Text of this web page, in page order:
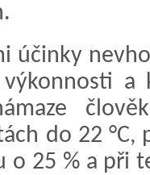
účinky
a
do 22 °C,
o 25 % a při